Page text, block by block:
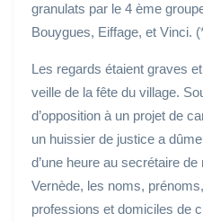
granulats par le 4 ème
Bouygues, Eiffage, et Vinci.
Les regards étaient graves
veille de la fête du village.
d’opposition à un projet de
un huissier de justice a
d’une heure au secrétaire
Vernède, les noms,
professions et domiciles de